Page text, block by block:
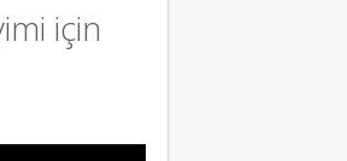
için